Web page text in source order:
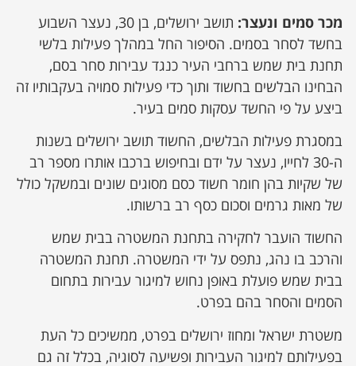
מכר סמים ונעצר:
תושב ירושלים, בן 30, נעצר השבוע
בחשד לסחר בסמים. הסיפור החל במהלך פעילות בלשי
תחנת בית שמש ברחבי העיר כנגד עבירות סחר בסם,
הבחינו הבלשים בחשוד ותוך כדי פעילות סמויה בעקבותיו זה
ביצע על פי החשד עסקות סמים בעיר.
במסגרת פעילות הבלשים, החשוד תושב ירושלים בשנות
ה-30 לחייו, נעצר על ידם ובחיפוש ברכבו אותרו מספר רב
של שקיות בהן חומר חשוד כסם מסוגים שונים ובמשקל כולל
של מאות גרמים וסכום כסף רב ברשותו.
החשוד הועבר לחקירה בתחנת המשטרה בבית שמש
והרכב בו נהג, נתפס על ידי המשטרה. תחנת המשטרה
בבית שמש פועלת באופן נחוש למיגור עבירות בתחום
הסמים והסחר בהם בפרט.
משטרת ישראל ומחוז ירושלים בפרט, ממשיכים כל העת
בפעילותם למיגור העבירות ופשיעה לסוגיה, בכלל זה גם